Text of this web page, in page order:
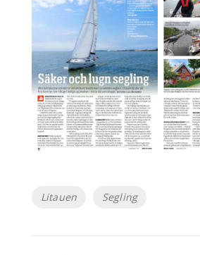
Etiketter
Litauen Segling